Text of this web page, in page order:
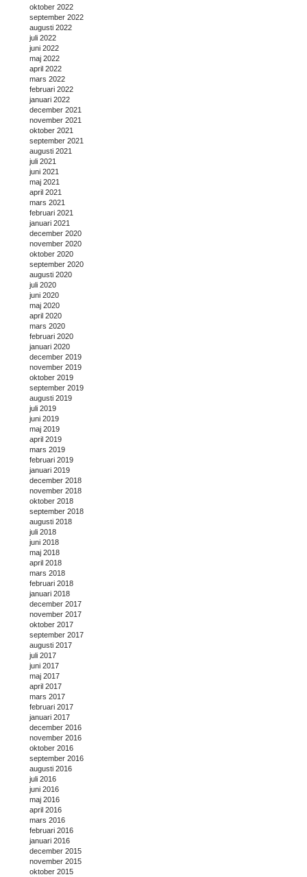
oktober 2022
september 2022
augusti 2022
juli 2022
juni 2022
maj 2022
april 2022
mars 2022
februari 2022
januari 2022
december 2021
november 2021
oktober 2021
september 2021
augusti 2021
juli 2021
juni 2021
maj 2021
april 2021
mars 2021
februari 2021
januari 2021
december 2020
november 2020
oktober 2020
september 2020
augusti 2020
juli 2020
juni 2020
maj 2020
april 2020
mars 2020
februari 2020
januari 2020
december 2019
november 2019
oktober 2019
september 2019
augusti 2019
juli 2019
juni 2019
maj 2019
april 2019
mars 2019
februari 2019
januari 2019
december 2018
november 2018
oktober 2018
september 2018
augusti 2018
juli 2018
juni 2018
maj 2018
april 2018
mars 2018
februari 2018
januari 2018
december 2017
november 2017
oktober 2017
september 2017
augusti 2017
juli 2017
juni 2017
maj 2017
april 2017
mars 2017
februari 2017
januari 2017
december 2016
november 2016
oktober 2016
september 2016
augusti 2016
juli 2016
juni 2016
maj 2016
april 2016
mars 2016
februari 2016
januari 2016
december 2015
november 2015
oktober 2015